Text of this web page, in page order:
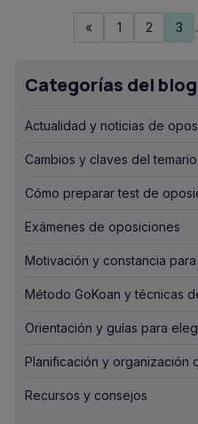
« 1 2 3
Categorías del blog
Actualidad y noticias de
Cambios y claves del
Cómo preparar test de
Exámenes de oposiciones
Motivación y constancia
Método GoKoan y técnicas
Orientación y guías para
Planificación y organización
Recursos y consejos